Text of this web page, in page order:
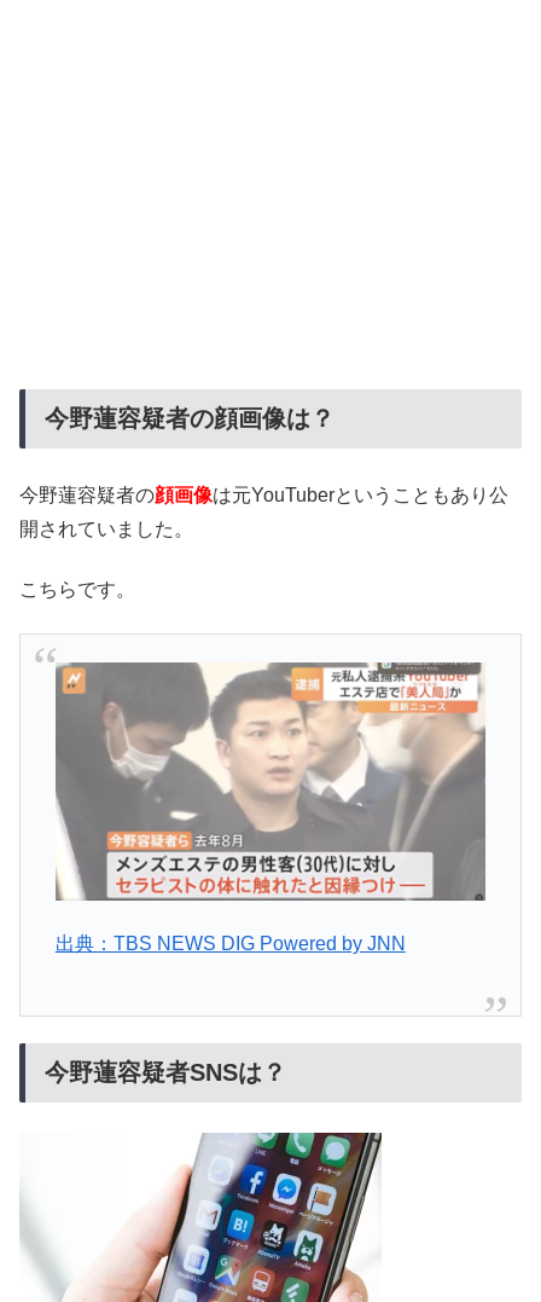
今野蓮容疑者の顔画像は？
今野蓮容疑者の顔画像は元YouTuberということもあり公
開されていました。
こちらです。
出典：TBS NEWS DIG Powered by JNN
今野蓮容疑者SNSは？